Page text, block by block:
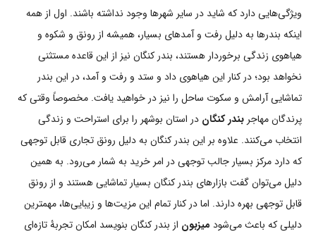
ویژگی‌هایی دارد که شاید در سایر شهرها وجود نداشته باشند. اول از همه
اینکه بندرها به دلیل رفت و آمدهای بسیار، همیشه از رونق و شکوه و
هیاهوی زندگی برخوردار هستند، بندر کنگان نیز از این قاعده مستثنی
نخواهد بود؛ در کنار این هیاهوی داد و ستد و رفت و آمد، در این بندر
تماشایی آرامش و سکوت ساحل را نیز در خواهید یافت. مخصوصاً وقتی که
پرندگان مهاجربندر کنگان در استان بوشهر را برای استراحت و زندگی
انتخاب می‌کنند. علاوه بر این بندر کنگان به دلیل رونق تجاری قابل توجهی
که دارد مرکز بسیار جالب توجهی در امر خرید به شمار می‌رود. به همین
دلیل می‌توان گفت بازارهای بندر کنگان بسیار تماشایی هستند و از رونق
قابل توجهی بهره دارند. اما در کنار تمام این مزیت‌ها و زیبایی‌ها، مهمترین
دلیلی که باعث می‌شود میزبون از بندر کنگان بنویسد امکان تجربۀ تازه‌ای